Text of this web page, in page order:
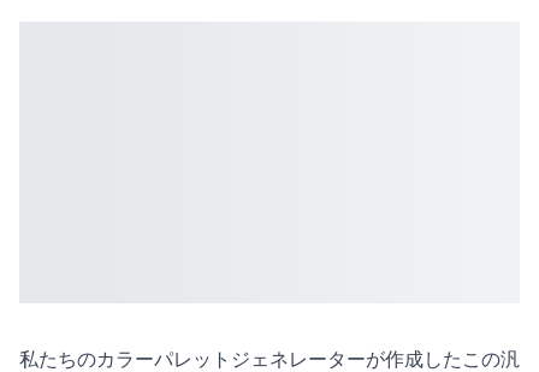
私たちのカラーパレットジェネレーターが作成したこの汎